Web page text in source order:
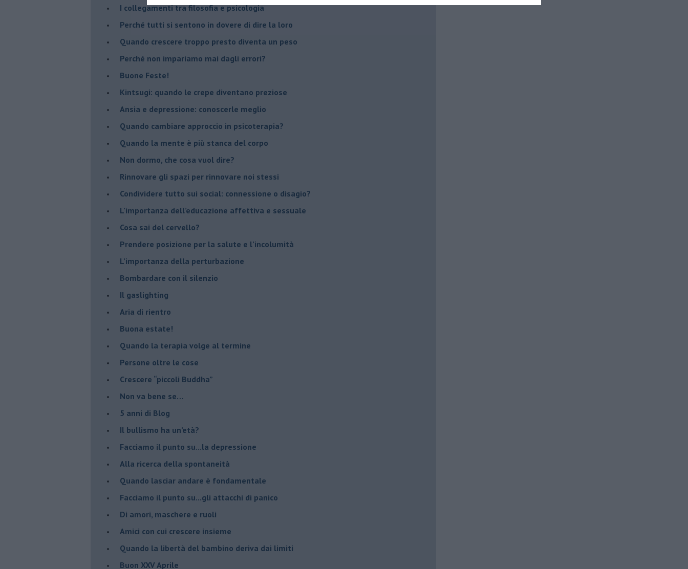
​I collegamenti tra filosofia e psicologia
​Perché tutti si sentono in dovere di dire la loro
​Quando crescere troppo presto diventa un peso
​Perché non impariamo mai dagli errori?
​Buone Feste!
​Kintsugi: quando le crepe diventano preziose
Ansia e depressione: conoscerle meglio
Quando cambiare approccio in psicoterapia?
​Quando la mente è più stanca del corpo
Non dormo, che cosa vuol dire?
​Rinnovare gli spazi per rinnovare noi stessi
​Condividere tutto sui social: connessione o disagio?
​L’importanza dell’educazione affettiva e sessuale
​Cosa sai del cervello?
Prendere posizione per la salute e l’incolumità
L’importanza della perturbazione
​Bombardare con il silenzio
Il gaslighting
Aria di rientro
Buona estate!
​Quando la terapia volge al termine
​Persone oltre le cose
​Crescere “piccoli Buddha”
Non va bene se…
​5 anni di Blog
​Il bullismo ha un’età?
Facciamo il punto su...la depressione
​Alla ricerca della spontaneità
​Quando lasciar andare è fondamentale
Facciamo il punto su...gli attacchi di panico
Di amori, maschere e ruoli
​Amici con cui crescere insieme
​Quando la libertà del bambino deriva dai limiti
Buon XXV Aprile